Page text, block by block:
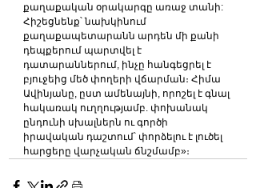
քաղաքական օրակարգը առաջ տանի:
Հիշեցնենք՝ նախկինում
քաղաքապետարանն արդեն մի քանի
դեպքերում պարտվել է
դատարաններում, ինչը հանգեցրել է
բյուջեից մեծ փողերի վճարման։ Հիմա
Ավինյանը, ըստ ամենայնի, որոշել է գնալ
հակառակ ուղղությամբ. փոխանակ
ընդունի սխալներն ու գործի
իրավական դաշտում՝ փորձելու է լուծել
հարցերը վարչական ճնշմամբ»։